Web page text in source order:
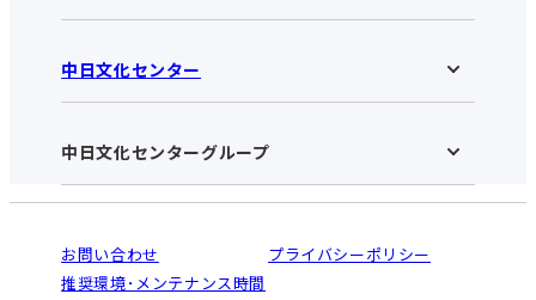
ぎふ中日文化センターHOME
お知らせ
アクセス･営業時間
お申し込みの流れ
入会と受講のご案内
中日文化センター
中日文化センターHOME
中日文化センターとは
受講規約・会員特典
ご利用ガイド
オンライン講座受講の手順
中日文化センターグループ
南大高
犬山
高蔵寺
お問い合わせ
プライバシーポリシー
推奨環境･メンテナンス時間